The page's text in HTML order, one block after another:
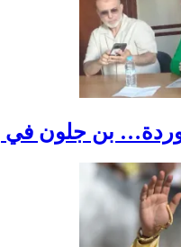
بن جلون في